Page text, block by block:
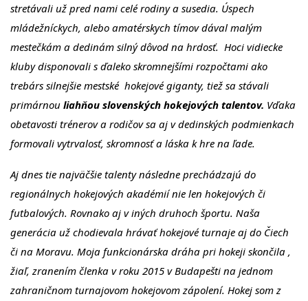
stretávali už pred nami celé rodiny a susedia. Úspech
mládežníckych, alebo amatérskych tímov dával malým
mestečkám a dedinám silný dôvod na hrdosť. Hoci vidiecke
kluby disponovali s ďaleko skromnejšími rozpočtami ako
trebárs silnejšie mestské hokejové giganty, tiež sa stávali
primárnou liahňou slovenských hokejových talentov. Vďaka
obetavosti trénerov a rodičov sa aj v dedinských podmienkach
formovali vytrvalosť, skromnosť a láska k hre na ľade.
Aj dnes tie najväčšie talenty následne prechádzajú do
regionálnych hokejových akadémií nie len hokejových či
futbalových. Rovnako aj v iných druhoch športu. Naša
generácia už chodievala hrávať hokejové turnaje aj do Čiech
či na Moravu. Moja funkcionárska dráha pri hokeji skončila ,
žiaľ, zranením členka v roku 2015 v Budapešti na jednom
zahraničnom turnajovom hokejovom zápolení. Hokej som z